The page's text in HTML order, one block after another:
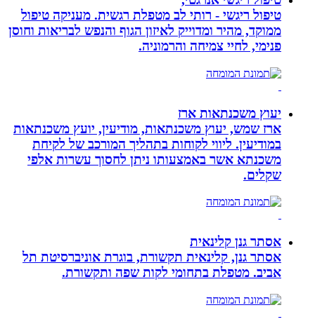
טיפול ריגשי - רותי לב מטפלת רגשית. מעניקה טיפול
ממוקד, מהיר ומדוייק לאיזון הגוף והנפש לבריאות וחוסן
פנימי, לחיי צמיחה והרמוניה.
יעוץ משכנתאות ארז
ארז שמש, יעוץ משכנתאות, מודיעין, יועץ משכנתאות
במודיעין. ליווי לקוחות בתהליך המורכב של לקיחת
משכנתא אשר באמצעותו ניתן לחסוך עשרות אלפי
שקלים.
אסתר גנן קלינאית
אסתר גנן, קלינאית תקשורת, בוגרת אוניברסיטת תל
אביב. מטפלת בתחומי לקות שפה ותקשורת.